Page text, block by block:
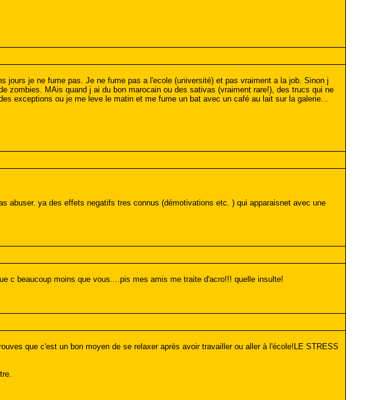
je ne fume pas. Je ne fume pas a l'ecole (université) et pas vraiment a la job. Sinon j
zombies. MAis quand j ai du bon marocain ou des sativas (vraiment rare!), des trucs qui ne
exceptions ou je me leve le matin et me fume un bat avec un café au lait sur la galerie...
abuser. ya des effets negatifs tres connus (démotivations etc. ) qui apparaisnet avec une
c beaucoup moins que vous....pis mes amis me traite d'acro!!! quelle insulte!
que c'est un bon moyen de se relaxer après avoir travailler ou aller à l'école!LE STRESS